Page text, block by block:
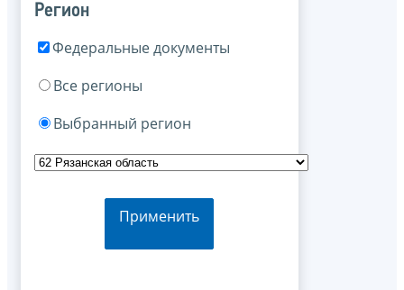
Регион
Федеральные документы
Все регионы
Выбранный регион
Применить